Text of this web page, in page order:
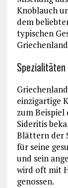
Knoblauch
dem
typischen
einzigartige
zum Beispiel
Sideritis
Blättern der
für seine
und sein
wird oft mit
genossen.